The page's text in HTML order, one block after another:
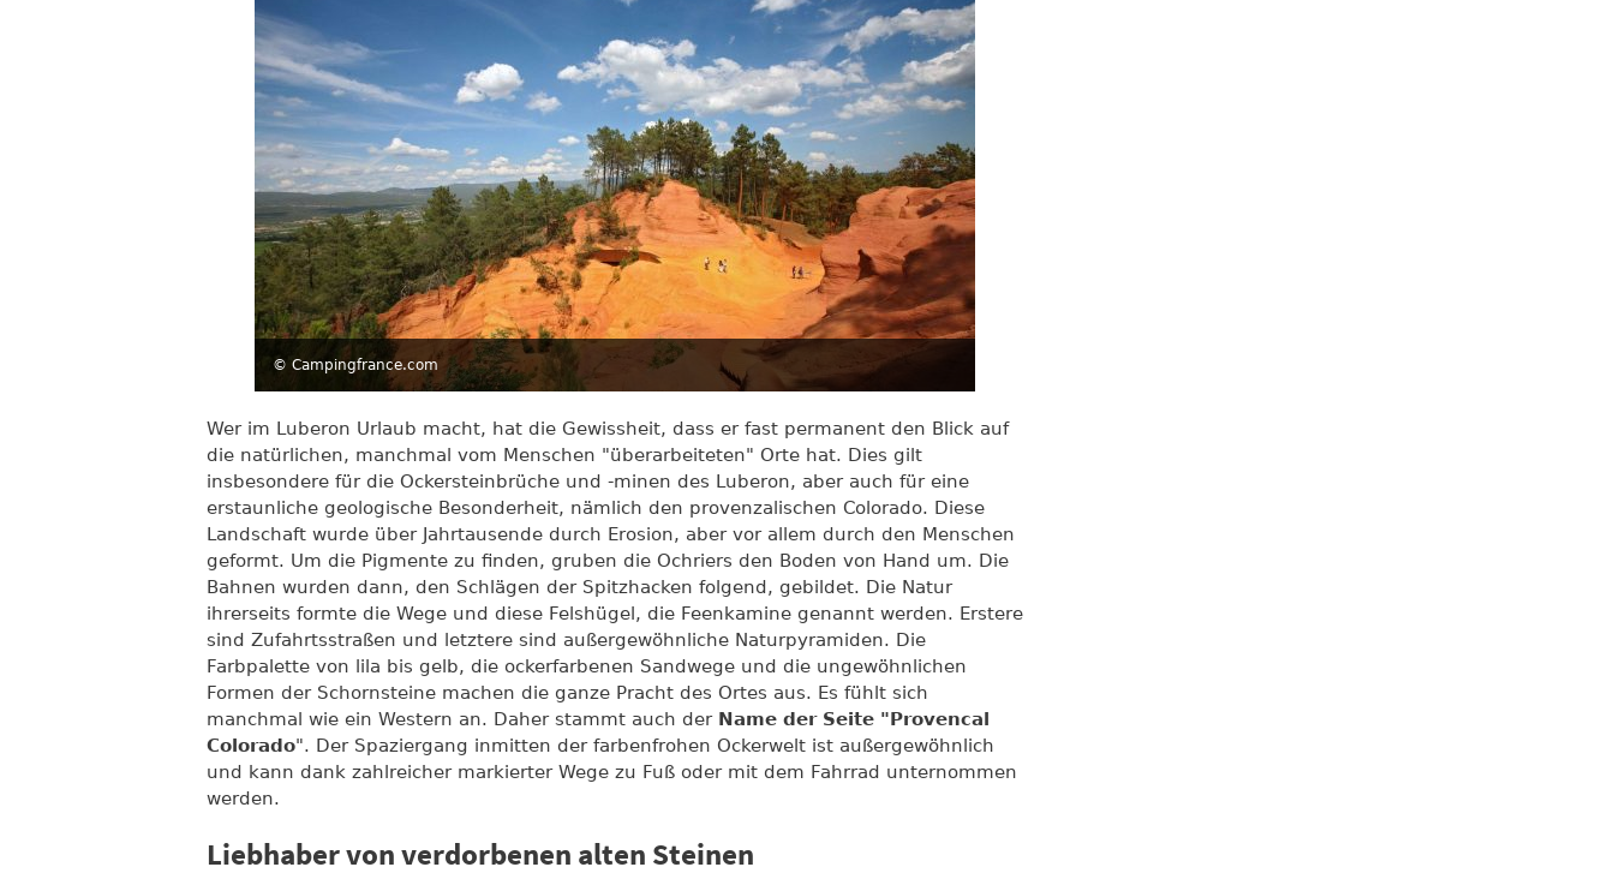
© Campingfrance.com
Wer im Luberon Urlaub macht, hat die Gewissheit, dass er fast permanent den Blick auf
die natürlichen, manchmal vom Menschen "überarbeiteten" Orte hat. Dies gilt
insbesondere für die Ockersteinbrüche und -minen des Luberon, aber auch für eine
erstaunliche geologische Besonderheit, nämlich den provenzalischen Colorado. Diese
Landschaft wurde über Jahrtausende durch Erosion, aber vor allem durch den Menschen
geformt. Um die Pigmente zu finden, gruben die Ochriers den Boden von Hand um. Die
Bahnen wurden dann, den Schlägen der Spitzhacken folgend, gebildet. Die Natur
ihrerseits formte die Wege und diese Felshügel, die Feenkamine genannt werden. Erstere
sind Zufahrtsstraßen und letztere sind außergewöhnliche Naturpyramiden. Die
Farbpalette von lila bis gelb, die ockerfarbenen Sandwege und die ungewöhnlichen
Formen der Schornsteine machen die ganze Pracht des Ortes aus. Es fühlt sich
manchmal wie ein Western an. Daher stammt auch der Name der Seite "Provencal
Colorado". Der Spaziergang inmitten der farbenfrohen Ockerwelt ist außergewöhnlich
und kann dank zahlreicher markierter Wege zu Fuß oder mit dem Fahrrad unternommen
werden.
Liebhaber von verdorbenen alten Steinen